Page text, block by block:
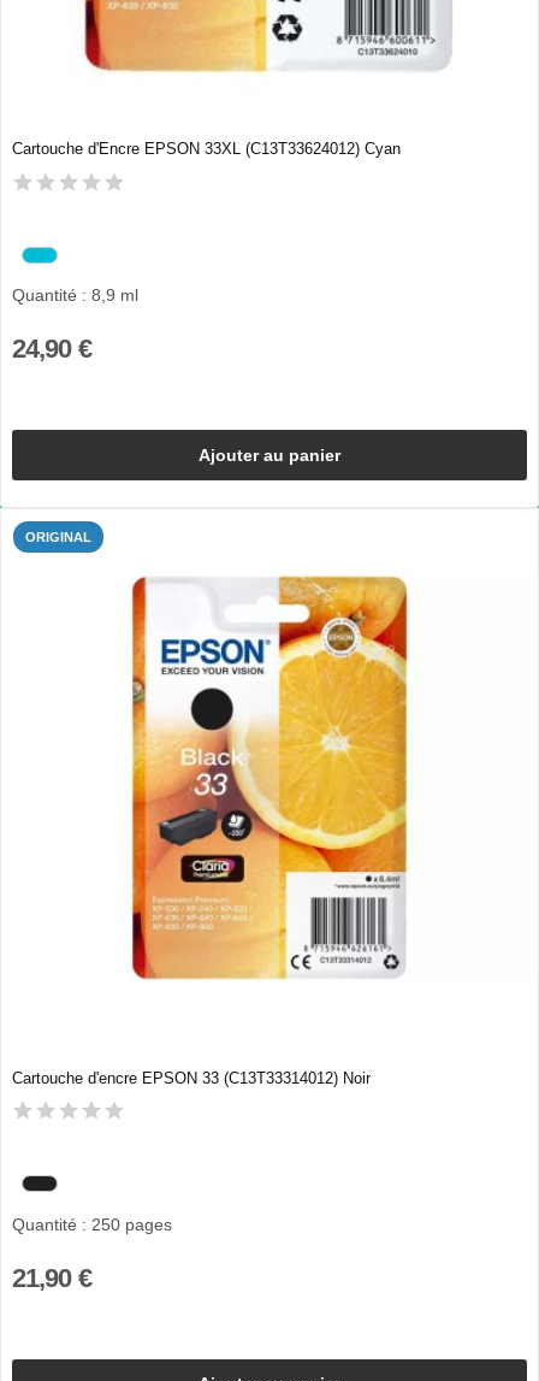
Cartouche d'Encre EPSON 33XL (C13T33624012) Cyan
Quantité : 8,9 ml
24,90 €
Ajouter au panier
ORIGINAL
Cartouche d'encre EPSON 33 (C13T33314012) Noir
Quantité : 250 pages
21,90 €